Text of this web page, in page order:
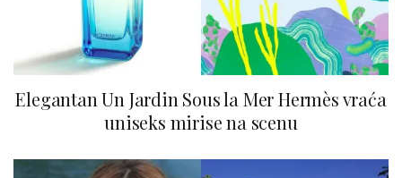
Elegantan Un Jardin Sous la Mer Hermès vraća
uniseks mirise na scenu